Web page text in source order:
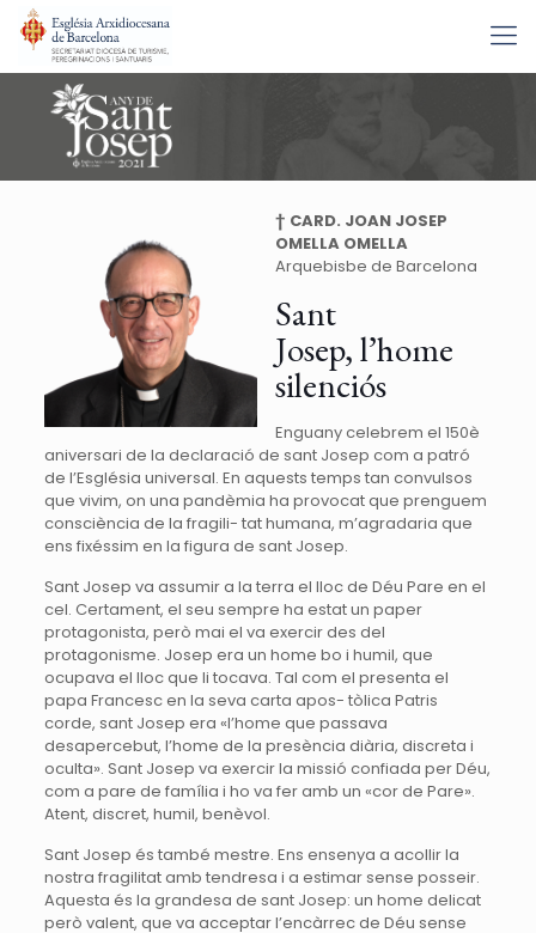
† CARD. JOAN JOSEP
OMELLA OMELLA
Arquebisbe de Barcelona
Sant
Josep, l’home
silenciós
Enguany celebrem el 150è
aniversari de la declaració de sant Josep com a patró
de l’Església universal. En aquests temps tan convulsos
que vivim, on una pandèmia ha provocat que prenguem
consciència de la fragili- tat humana, m’agradaria que
ens fixéssim en la figura de sant Josep.
Sant Josep va assumir a la terra el lloc de Déu Pare en el
cel. Certament, el seu sempre ha estat un paper
protagonista, però mai el va exercir des del
protagonisme. Josep era un home bo i humil, que
ocupava el lloc que li tocava. Tal com el presenta el
papa Francesc en la seva carta apos- tòlica Patris
corde, sant Josep era «l’home que passava
desapercebut, l’home de la presència diària, discreta i
oculta». Sant Josep va exercir la missió confiada per Déu,
com a pare de família i ho va fer amb un «cor de Pare».
Atent, discret, humil, benèvol.
Sant Josep és també mestre. Ens ensenya a acollir la
nostra fragilitat amb tendresa i a estimar sense posseir.
Aquesta és la grandesa de sant Josep: un home delicat
però valent, que va acceptar l’encàrrec de Déu sense